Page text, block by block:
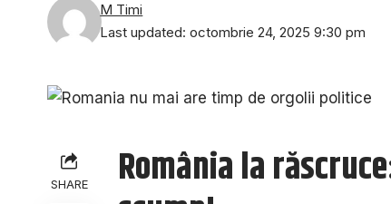
Last updated: octombrie 24, 2025 9:30 pm
M Timi
SHARE România la